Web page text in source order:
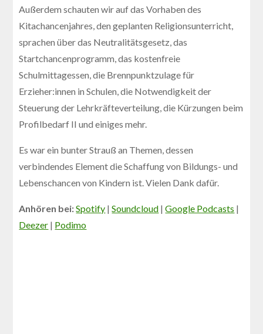
Außerdem schauten wir auf das Vorhaben des
Kitachancenjahres, den geplanten Religionsunterricht,
sprachen über das Neutralitätsgesetz, das
Startchancenprogramm, das kostenfreie
Schulmittagessen, die Brennpunktzulage für
Erzieher:innen in Schulen, die Notwendigkeit der
Steuerung der Lehrkräfteverteilung, die Kürzungen beim
Profilbedarf II und einiges mehr.
Es war ein bunter Strauß an Themen, dessen
verbindendes Element die Schaffung von Bildungs- und
Lebenschancen von Kindern ist. Vielen Dank dafür.
Anhören bei:Spotify |Soundcloud |Google Podcasts |
Deezer | Podimo